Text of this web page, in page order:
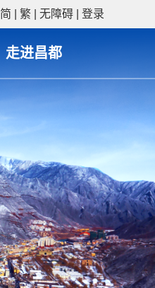
简 繁 无障碍 登录
走进昌都